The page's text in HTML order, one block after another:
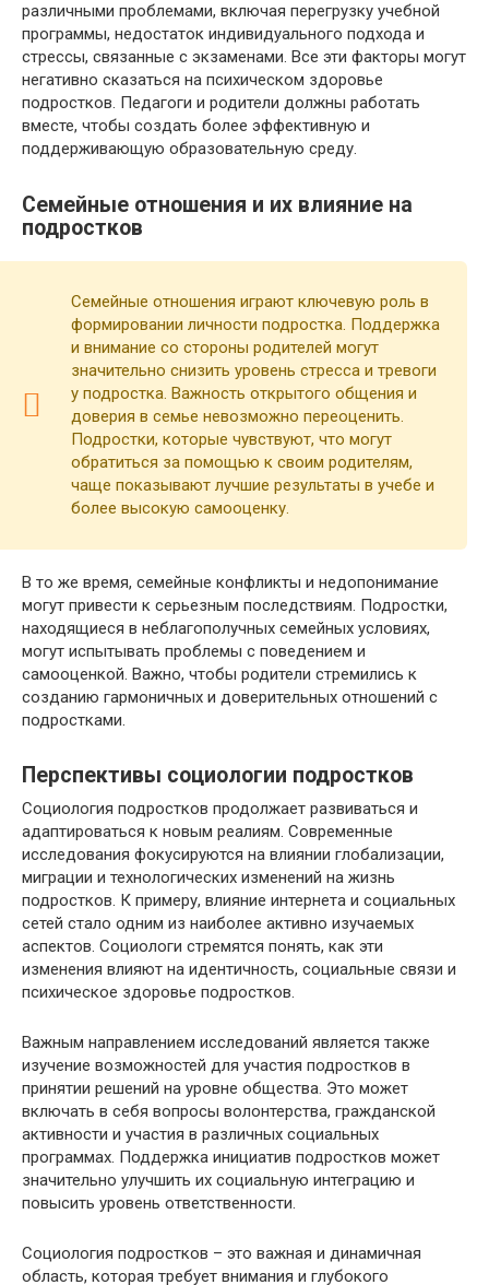
различными проблемами, включая перегрузку учебной
программы, недостаток индивидуального подхода и
стрессы, связанные с экзаменами. Все эти факторы могут
негативно сказаться на психическом здоровье
подростков. Педагоги и родители должны работать
вместе, чтобы создать более эффективную и
поддерживающую образовательную среду.
Семейные отношения и их влияние на
подростков
Семейные отношения играют ключевую роль в
формировании личности подростка. Поддержка
и внимание со стороны родителей могут
значительно снизить уровень стресса и тревоги
у подростка. Важность открытого общения и
доверия в семье невозможно переоценить.
Подростки, которые чувствуют, что могут
обратиться за помощью к своим родителям,
чаще показывают лучшие результаты в учебе и
более высокую самооценку.
В то же время, семейные конфликты и недопонимание
могут привести к серьезным последствиям. Подростки,
находящиеся в неблагополучных семейных условиях,
могут испытывать проблемы с поведением и
самооценкой. Важно, чтобы родители стремились к
созданию гармоничных и доверительных отношений с
подростками.
Перспективы социологии подростков
Социология подростков продолжает развиваться и
адаптироваться к новым реалиям. Современные
исследования фокусируются на влиянии глобализации,
миграции и технологических изменений на жизнь
подростков. К примеру, влияние интернета и социальных
сетей стало одним из наиболее активно изучаемых
аспектов. Социологи стремятся понять, как эти
изменения влияют на идентичность, социальные связи и
психическое здоровье подростков.
Важным направлением исследований является также
изучение возможностей для участия подростков в
принятии решений на уровне общества. Это может
включать в себя вопросы волонтерства, гражданской
активности и участия в различных социальных
программах. Поддержка инициатив подростков может
значительно улучшить их социальную интеграцию и
повысить уровень ответственности.
Социология подростков – это важная и динамичная
область, которая требует внимания и глубокого